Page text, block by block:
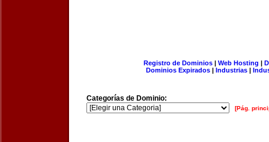
Registro de Dominios| Web Hosting |
Dominios Expirados | Industrias |
Categorías de Dominio:
[Pág.